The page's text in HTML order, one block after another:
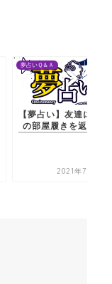
夢占いＱ＆Ａ
【夢占い】友達に片方
の部屋履きを返す夢
2021年7月21日